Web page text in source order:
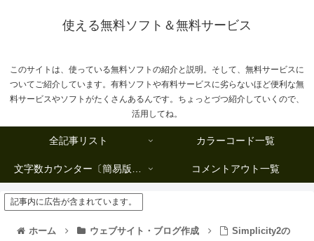
使える無料ソフト＆無料サービス
このサイトは、使っている無料ソフトの紹介と説明。そして、無料サービスに
ついてご紹介しています。有料ソフトや有料サービスに劣らないほど便利な無
料サービスやソフトがたくさんあるんです。ちょっとづつ紹介していくので、
活用してね。
全記事リスト カラーコード一覧
文字数カウンター〔簡易版複数行タイプ〕 コメントアウト一覧
記事内に広告が含まれています。
ホーム ウェブサイト・ブログ作成
Simplicity2の